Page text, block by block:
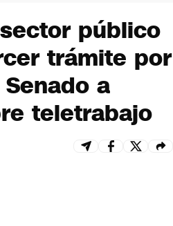
público
trámite por
a
teletrabajo